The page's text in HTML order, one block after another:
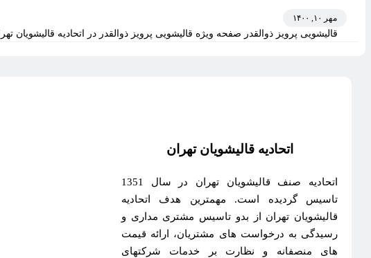
مهر ۱۰, ۱۴۰۰
قالیشویی پرویز ذوالقدر صفحه ویژه قالیشویی پرویز ذوالقدر در اتحادیه قالیشویان
اتحادیه قالیشویان تهران
اتحادیه صنف قالیشویان تهران در سال 1351
تاسیس گردیده است. مهمترین هدف اتحادیه
قالیشویان تهران از بدو تاسیس مشتری مداری و
رسیدگی به درخواست های مشتریان، ارائه قیمت
های منصفانه و نظارت بر خدمات شرکتهای